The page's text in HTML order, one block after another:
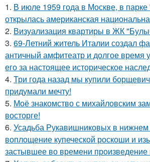
1. В июле 1959 года в Москве, в парке
открылась американская
2. Визуализация квартиры в ЖК
3. 69-Летний житель Италии создал
античный амфитеатр и долгое время
его за настоящее историческое
4. Три года назад мы купили
придумали мечту!
5. Моё знакомство с михайловским
восторге!
6. Усадьба Рукавишниковых в нижнем
воплощение купеческой роскоши и
застывшее во времени произведение